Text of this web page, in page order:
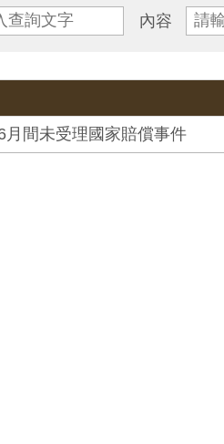
內容
月間未受理國家賠償事件